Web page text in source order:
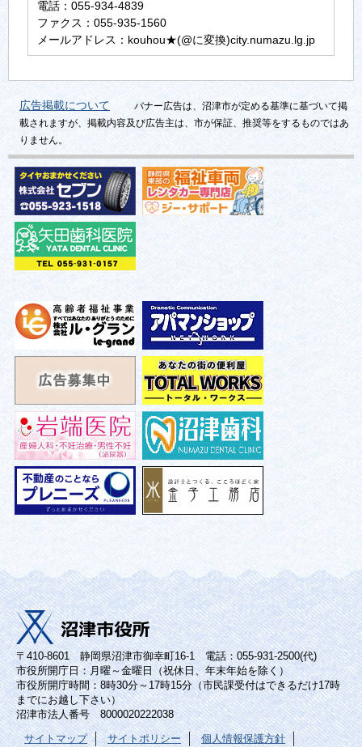
電話：055-934-4839
ファクス：055-935-1560
メールアドレス：kouhou★(@に変換)city.numazu.lg.jp
広告掲載について
バナー広告は、沼津市が定める基準に基づいて掲
載されますが、掲載内容及び広告主は、市が保証、推奨等をするものではあ
りません。
〒410-8601 静岡県沼津市御幸町16-1 電話：055-931-2500(代)
市役所開庁日：月曜～金曜日（祝休日、年末年始を除く）
市役所開庁時間：8時30分～17時15分（市民課受付はできるだけ17時
までにお越し下さい）
沼津市法人番号 8000020222038
サイトマップ サイトポリシー 個人情報保護方針